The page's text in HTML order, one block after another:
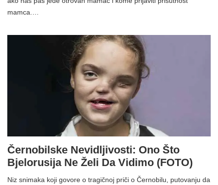
mamca.…
Černobilske Nevidljivosti: Ono Što
Bjelorusija Ne Želi Da Vidimo (FOTO)
Niz snimaka koji govore o tragičnoj priči o Černobilu, putovanju da